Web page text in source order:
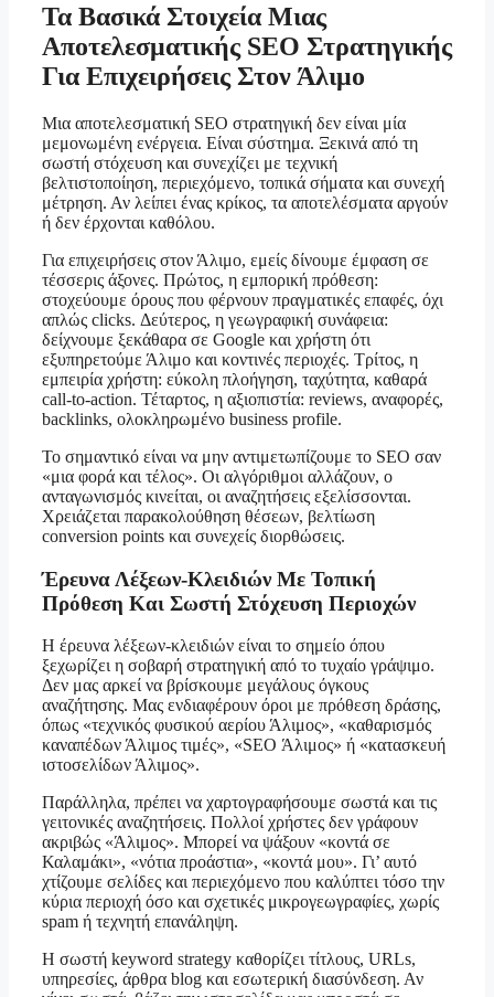
Τα Βασικά Στοιχεία Μιας
Αποτελεσματικής SEO Στρατηγικής
Για Επιχειρήσεις Στον Άλιμο
Μια αποτελεσματική SEO στρατηγική δεν είναι μία
μεμονωμένη ενέργεια. Είναι σύστημα. Ξεκινά από τη
σωστή στόχευση και συνεχίζει με τεχνική
βελτιστοποίηση, περιεχόμενο, τοπικά σήματα και συνεχή
μέτρηση. Αν λείπει ένας κρίκος, τα αποτελέσματα αργούν
ή δεν έρχονται καθόλου.
Για επιχειρήσεις στον Άλιμο, εμείς δίνουμε έμφαση σε
τέσσερις άξονες. Πρώτος, η εμπορική πρόθεση:
στοχεύουμε όρους που φέρνουν πραγματικές επαφές, όχι
απλώς clicks. Δεύτερος, η γεωγραφική συνάφεια:
δείχνουμε ξεκάθαρα σε Google και χρήστη ότι
εξυπηρετούμε Άλιμο και κοντινές περιοχές. Τρίτος, η
εμπειρία χρήστη: εύκολη πλοήγηση, ταχύτητα, καθαρά
call-to-action. Τέταρτος, η αξιοπιστία: reviews, αναφορές,
backlinks, ολοκληρωμένο business profile.
Το σημαντικό είναι να μην αντιμετωπίζουμε το SEO σαν
«μια φορά και τέλος». Οι αλγόριθμοι αλλάζουν, ο
ανταγωνισμός κινείται, οι αναζητήσεις εξελίσσονται.
Χρειάζεται παρακολούθηση θέσεων, βελτίωση
conversion points και συνεχείς διορθώσεις.
Έρευνα Λέξεων-Κλειδιών Με Τοπική
Πρόθεση Και Σωστή Στόχευση Περιοχών
Η έρευνα λέξεων-κλειδιών είναι το σημείο όπου
ξεχωρίζει η σοβαρή στρατηγική από το τυχαίο γράψιμο.
Δεν μας αρκεί να βρίσκουμε μεγάλους όγκους
αναζήτησης. Μας ενδιαφέρουν όροι με πρόθεση δράσης,
όπως «τεχνικός φυσικού αερίου Άλιμος», «καθαρισμός
καναπέδων Άλιμος τιμές», «SEO Άλιμος» ή «κατασκευή
ιστοσελίδων Άλιμος».
Παράλληλα, πρέπει να χαρτογραφήσουμε σωστά και τις
γειτονικές αναζητήσεις. Πολλοί χρήστες δεν γράφουν
ακριβώς «Άλιμος». Μπορεί να ψάξουν «κοντά σε
Καλαμάκι», «νότια προάστια», «κοντά μου». Γι’ αυτό
χτίζουμε σελίδες και περιεχόμενο που καλύπτει τόσο την
κύρια περιοχή όσο και σχετικές μικρογεωγραφίες, χωρίς
spam ή τεχνητή επανάληψη.
Η σωστή keyword strategy καθορίζει τίτλους, URLs,
υπηρεσίες, άρθρα blog και εσωτερική διασύνδεση. Αν